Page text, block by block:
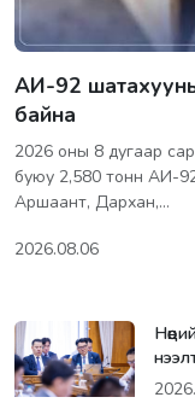
АИ-92 шатахууны
байна
2026 оны 8 дугаар
буюу 2,580 тонн АИ-
Аршаант, Дархан,…
2026.08.06